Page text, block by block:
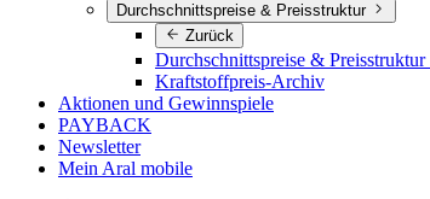
Durchschnittspreise & Preisstruktur
Zurück
Durchschnittspreise & Preisstruktur
Kraftstoffpreis-Archiv
Aktionen und Gewinnspiele
PAYBACK
Newsletter
Mein Aral mobile